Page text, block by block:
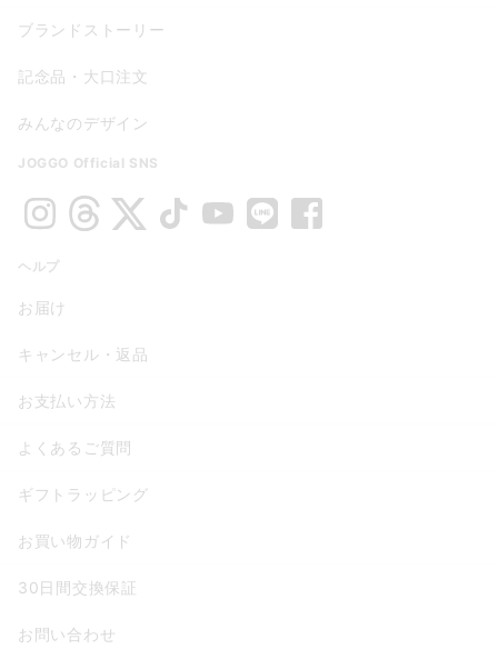
ブランドストーリー
記念品・大口注文
みんなのデザイン
JOGGO Official SNS
ヘルプ
お届け
キャンセル・返品
お支払い方法
よくあるご質問
ギフトラッピング
お買い物ガイド
30日間交換保証
お問い合わせ